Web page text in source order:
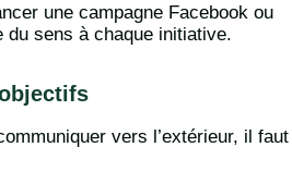
une campagne Facebook ou
sens à chaque initiative.
vers l’extérieur, il faut